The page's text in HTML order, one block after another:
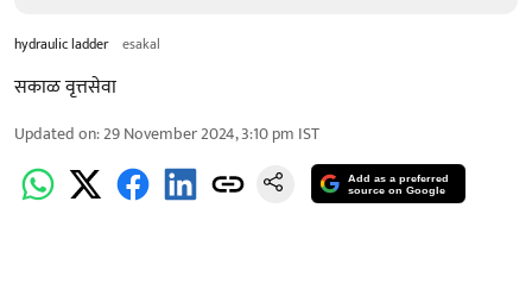
hydraulic ladder esakal
सकाळ वृत्तसेवा
Updated on:29 November 2024, 3:10 pm IST
Add as a preferred
source on Google